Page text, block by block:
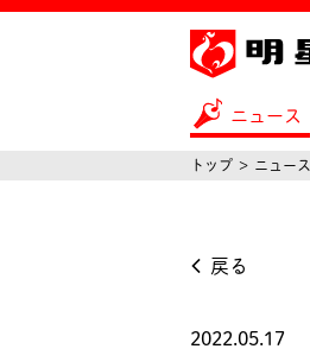
ニュース
トップ ニュース
戻る
2022.05.17